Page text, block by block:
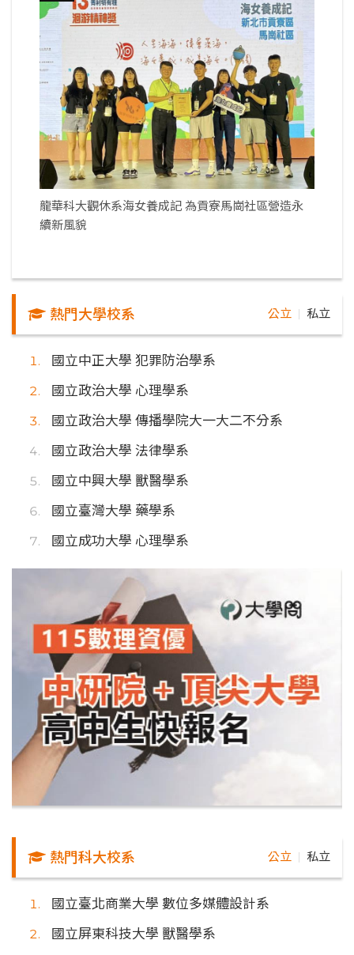
龍華科大觀休系海女養成記 為貢寮馬崗社區營造永
續新風貌
熱門大學校系 公立 私立
國立中正大學 犯罪防治學系
國立政治大學 心理學系
國立政治大學 傳播學院大一大二不分系
國立政治大學 法律學系
國立中興大學 獸醫學系
國立臺灣大學 藥學系
國立成功大學 心理學系
熱門科大校系 公立 私立
國立臺北商業大學 數位多媒體設計系
國立屏東科技大學 獸醫學系